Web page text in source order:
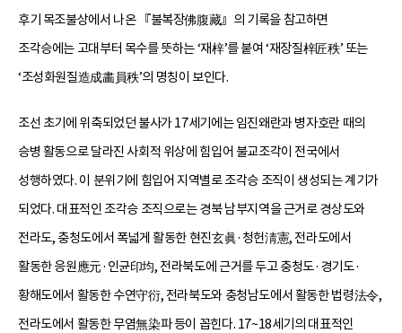
후기 목조불상에서 나온 『불복장佛腹藏』의 기록을 참고하면
조각승에는 고대부터 목수를 뜻하는 ‘재梓’를 붙여 ‘재장질梓匠秩’ 또는
‘조성화원질造成畵員秩’의 명칭이 보인다.
조선 초기에 위축되었던 불사가 17세기에는 임진왜란과 병자호란 때의
승병 활동으로 달라진 사회적 위상에 힘입어 불교조각이 전국에서
성행하였다. 이 분위기에 힘입어 지역별로 조각승 조직이 생성되는 계기가
되었다. 대표적인 조각승 조직으로는 경북 남부지역을 근거로 경상도와
전라도, 충청도에서 폭넓게 활동한 현진玄眞·청헌淸憲, 전라도에서
활동한 응원應元·인균印均, 전라북도에 근거를 두고 충청도·경기도·
황해도에서 활동한 수연守衍, 전라북도와 충청남도에서 활동한 법령法令,
전라도에서 활동한 무염無染파 등이 꼽힌다. 17~18세기의 대표적인